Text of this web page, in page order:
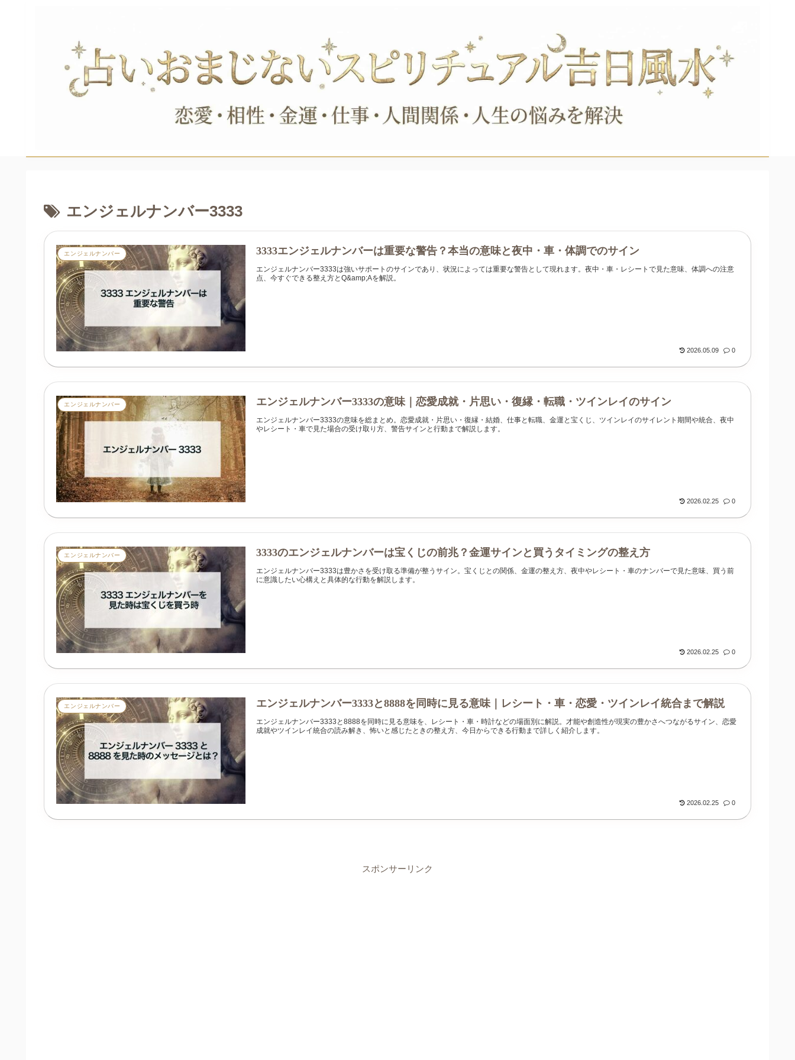
エンジェルナンバー3333
エンジェルナンバー 3333エンジェルナンバーは重要な警告？本当の意味と夜中・車・体調でのサイン
エンジェルナンバー3333は強いサポートのサインであり、状況によっては重要な警告として現れます。夜中・車・レシートで見た意味、体調への注意
点、今すぐできる整え方とQ&amp;Aを解説。
2026.05.09 0
エンジェルナンバー エンジェルナンバー3333の意味｜恋愛成就・片思い・復縁・転職・ツインレイのサイン
エンジェルナンバー3333の意味を総まとめ。恋愛成就・片思い・復縁・結婚、仕事と転職、金運と宝くじ、ツインレイのサイレント期間や統合、夜中
やレシート・車で見た場合の受け取り方、警告サインと行動まで解説します。
2026.02.25 0
エンジェルナンバー 3333のエンジェルナンバーは宝くじの前兆？金運サインと買うタイミングの整え方
エンジェルナンバー3333は豊かさを受け取る準備が整うサイン。宝くじとの関係、金運の整え方、夜中やレシート・車のナンバーで見た意味、買う前
に意識したい心構えと具体的な行動を解説します。
2026.02.25 0
エンジェルナンバー エンジェルナンバー3333と8888を同時に見る意味｜レシート・車・恋愛・ツインレイ統合まで解説
エンジェルナンバー3333と8888を同時に見る意味を、レシート・車・時計などの場面別に解説。才能や創造性が現実の豊かさへつながるサイン、恋愛
成就やツインレイ統合の読み解き、怖いと感じたときの整え方、今日からできる行動まで詳しく紹介します。
2026.02.25 0
スポンサーリンク